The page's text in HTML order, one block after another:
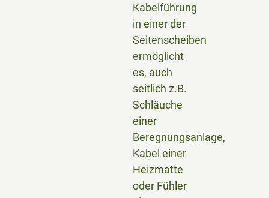
Kabelführung
in einer der
Seitenscheiben
ermöglicht
es, auch
seitlich z.B.
Schläuche
einer
Beregnungsanlage,
Kabel einer
Heizmatte
oder Fühler